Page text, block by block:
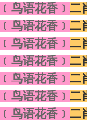
﹝鸟语花香﹞ 二
﹝鸟语花香﹞ 二
﹝鸟语花香﹞ 二
﹝鸟语花香﹞ 二
﹝鸟语花香﹞ 二
﹝鸟语花香﹞ 二
﹝鸟语花香﹞ 二